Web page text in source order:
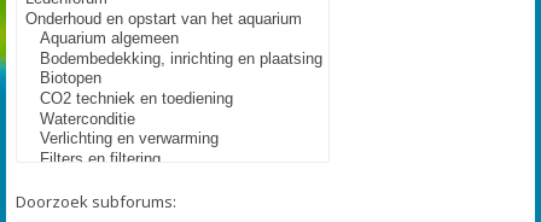
Doorzoek subforums: